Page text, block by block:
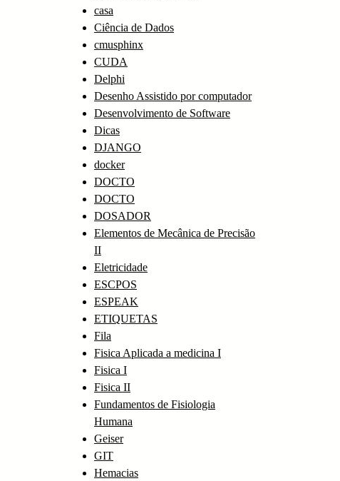
casa
Ciência de Dados
cmusphinx
CUDA
Delphi
Desenho Assistido por computador
Desenvolvimento de Software
Dicas
DJANGO
docker
DOCTO
DOCTO
DOSADOR
Elementos de Mecânica de Precisão
II
Eletricidade
ESCPOS
ESPEAK
ETIQUETAS
Fila
Fisica Aplicada a medicina I
Fisica I
Fisica II
Fundamentos de Fisiologia
Humana
Geiser
GIT
Hemacias